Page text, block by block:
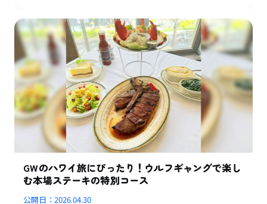
GWのハワイ旅にぴったり！ウルフギャングで楽し
む本場ステーキの特別コース
公開日：2026.04.30